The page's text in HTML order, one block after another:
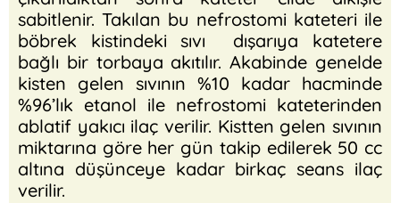
sabitlenir. Takılan bu nefrostomi kateteri ile
böbrek kistindeki sıvı dışarıya katetere
bağlı bir torbaya akıtılır. Akabinde genelde
kisten gelen sıvının %10 kadar hacminde
%96’lık etanol ile nefrostomi kateterinden
ablatif yakıcı ilaç verilir. Kistten gelen sıvının
miktarına göre her gün takip edilerek 50 cc
altına düşünceye kadar birkaç seans ilaç
verilir.